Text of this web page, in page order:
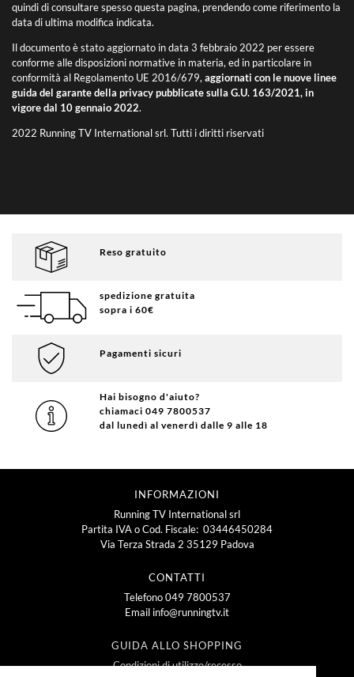
quindi di consultare spesso questa pagina, prendendo come riferimento la
data di ultima modifica indicata.
Il documento è stato aggiornato in data 3 febbraio 2022 per essere
conforme alle disposizioni normative in materia, ed in particolare in
conformità al Regolamento UE 2016/679, aggiornati con le nuove linee
guida del garante della privacy pubblicate sulla G.U. 163/2021, in
vigore dal 10 gennaio 2022.
2022 Running TV International srl. Tutti i diritti riservati
Reso gratuito
spedizione gratuita
sopra i 60€
Pagamenti sicuri
Hai bisogno d'aiuto?
chiamaci 049 7800537
dal lunedì al venerdì dalle 9 alle 18
INFORMAZIONI
Running TV International srl
Partita IVA o Cod. Fiscale: 03446450284
Via Terza Strada 2 35129 Padova
CONTATTI
Telefono049 7800537
Email info@runningtv.it
GUIDA ALLO SHOPPING
Condizioni di utilizzo/recesso